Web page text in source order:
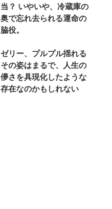
当？ いやいや、冷蔵庫の
奥で忘れ去られる運命の
脇役。
ゼリー、プルプル揺れる
その姿はまるで、人生の
儚さを具現化したような
存在なのかもしれない